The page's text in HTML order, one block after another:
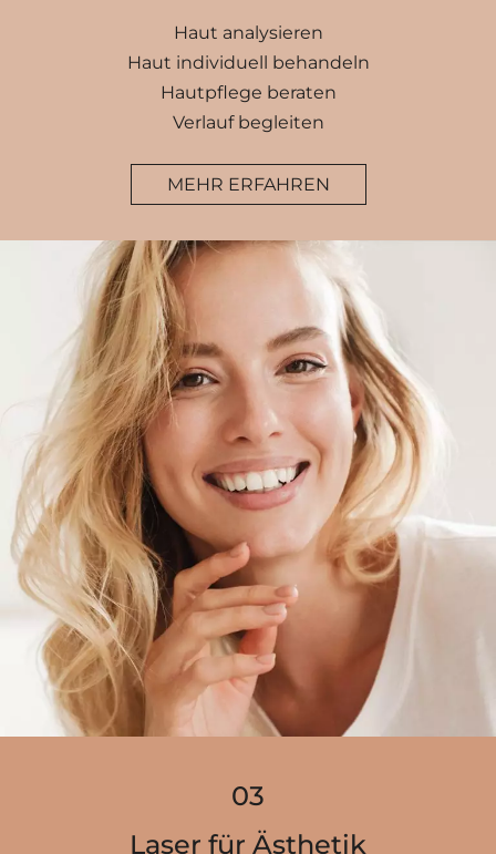
Haut analysieren
Haut individuell behandeln
Hautpflege beraten
Verlauf begleiten
MEHR ERFAHREN
Laser für Ästhetik